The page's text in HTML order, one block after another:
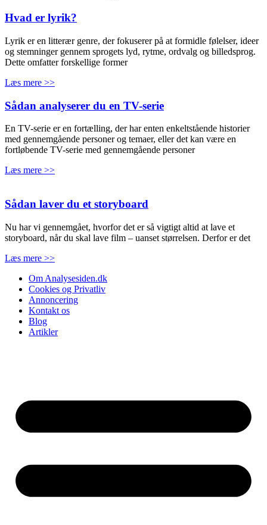
Hvad er lyrik?
Lyrik er en litterær genre, der fokuserer på at formidle følelser, ideer
og stemninger gennem sprogets lyd, rytme, ordvalg og billedsprog.
Dette omfatter forskellige former
Læs mere >>
Sådan analyserer du en TV-serie
En TV-serie er en fortælling, der har enten enkeltstående historier
med gennemgående personer og temaer, eller det kan være en
fortløbende TV-serie med gennemgående personer
Læs mere >>
Sådan laver du et storyboard
Nu har vi gennemgået, hvorfor det er så vigtigt altid at lave et
storyboard, når du skal lave film – uanset størrelsen. Derfor er det
Læs mere >>
Om Analysesiden.dk
Cookies og Privatliv
Annoncering
Kontakt os
Blog
Artikler